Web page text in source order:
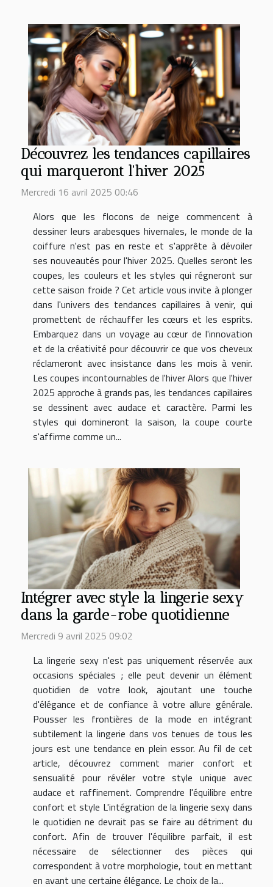
Découvrez les tendances capillaires
qui marqueront l'hiver 2025
Mercredi 16 avril 2025 00:46
Alors que les flocons de neige commencent à
dessiner leurs arabesques hivernales, le monde de la
coiffure n'est pas en reste et s'apprête à dévoiler
ses nouveautés pour l'hiver 2025. Quelles seront les
coupes, les couleurs et les styles qui régneront sur
cette saison froide ? Cet article vous invite à plonger
dans l'univers des tendances capillaires à venir, qui
promettent de réchauffer les cœurs et les esprits.
Embarquez dans un voyage au cœur de l'innovation
et de la créativité pour découvrir ce que vos cheveux
réclameront avec insistance dans les mois à venir.
Les coupes incontournables de l'hiver Alors que l'hiver
2025 approche à grands pas, les tendances capillaires
se dessinent avec audace et caractère. Parmi les
styles qui domineront la saison, la coupe courte
s'affirme comme un...
Intégrer avec style la lingerie sexy
dans la garde-robe quotidienne
Mercredi 9 avril 2025 09:02
La lingerie sexy n'est pas uniquement réservée aux
occasions spéciales ; elle peut devenir un élément
quotidien de votre look, ajoutant une touche
d'élégance et de confiance à votre allure générale.
Pousser les frontières de la mode en intégrant
subtilement la lingerie dans vos tenues de tous les
jours est une tendance en plein essor. Au fil de cet
article, découvrez comment marier confort et
sensualité pour révéler votre style unique avec
audace et raffinement. Comprendre l'équilibre entre
confort et style L'intégration de la lingerie sexy dans
le quotidien ne devrait pas se faire au détriment du
confort. Afin de trouver l'équilibre parfait, il est
nécessaire de sélectionner des pièces qui
correspondent à votre morphologie, tout en mettant
en avant une certaine élégance. Le choix de la...